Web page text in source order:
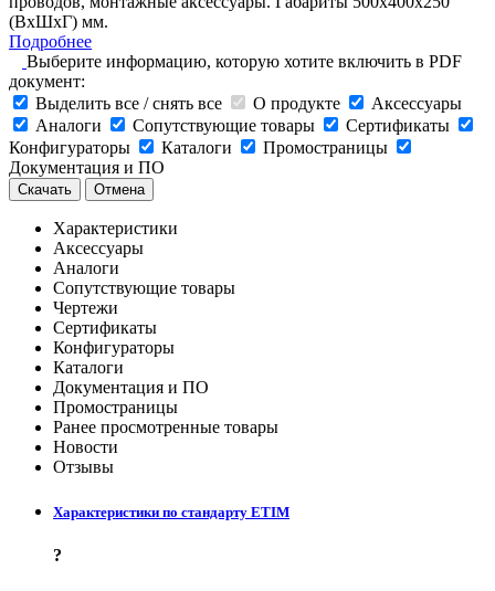
(ВхШхГ) мм.
Подробнее
Выберите информацию, которую хотите включить в PDF
документ:
Выделить все / снять все
О продукте
Аксессуары
Аналоги
Сопутствующие товары
Сертификаты
Конфигураторы
Каталоги
Промостраницы
Документация и ПО
Скачать Отмена
Характеристики
Аксессуары
Аналоги
Сопутствующие товары
Чертежи
Сертификаты
Конфигураторы
Каталоги
Документация и ПО
Промостраницы
Ранее просмотренные товары
Новости
Отзывы
Характеристики по стандарту ETIM
?